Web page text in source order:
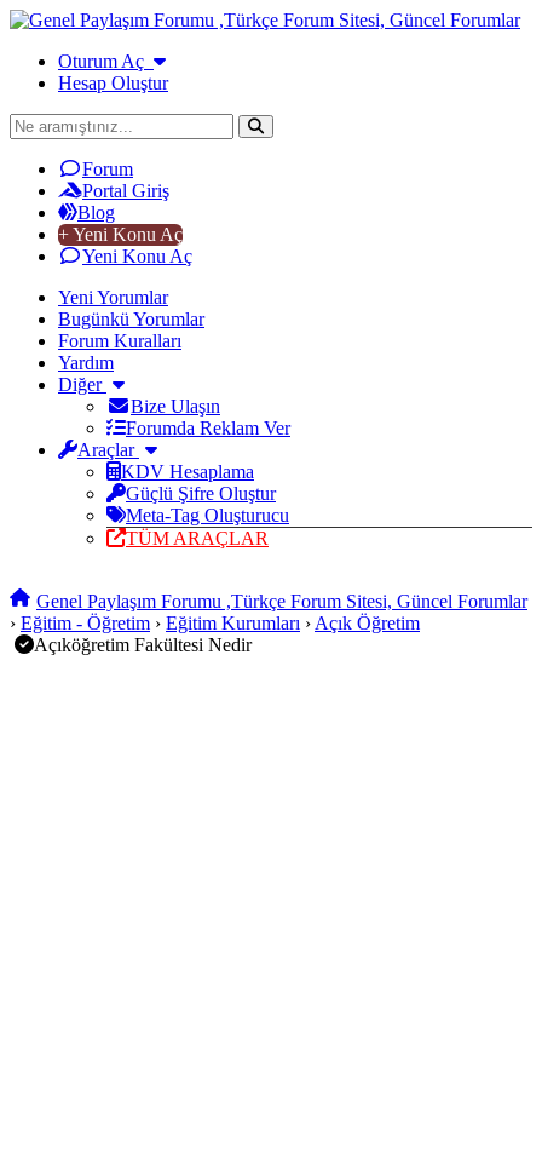
Oturum Aç
Hesap Oluştur
Forum
Portal Giriş
Blog
+ Yeni Konu Aç
Yeni Konu Aç
Yeni Yorumlar
Bugünkü Yorumlar
Forum Kuralları
Yardım
Diğer
Bize Ulaşın
Forumda Reklam Ver
Araçlar
KDV Hesaplama
Güçlü Şifre Oluştur
Meta-Tag Oluşturucu
TÜM ARAÇLAR
Genel Paylaşım Forumu ,Türkçe Forum Sitesi, Güncel Forumlar
› Eğitim - Öğretim › Eğitim Kurumları › Açık Öğretim
Açıköğretim Fakültesi Nedir